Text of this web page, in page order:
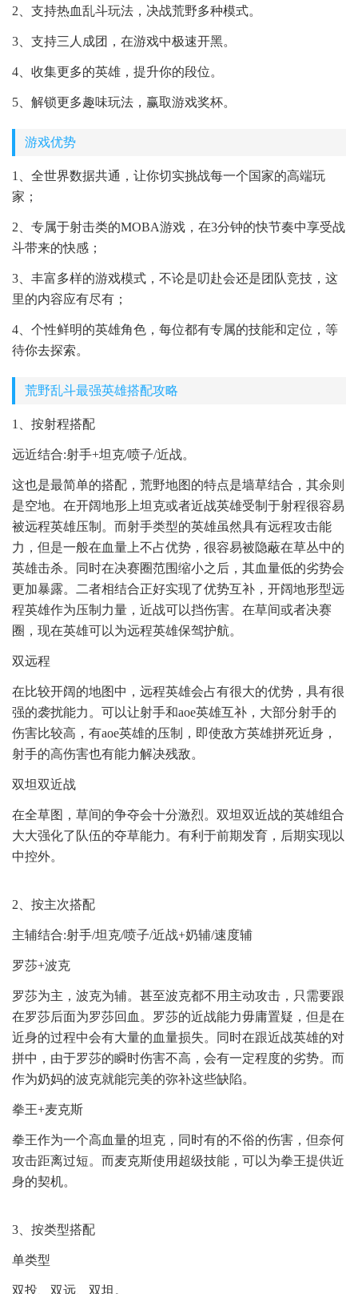
2、支持热血乱斗玩法，决战荒野多种模式。
3、支持三人成团，在游戏中极速开黑。
4、收集更多的英雄，提升你的段位。
5、解锁更多趣味玩法，赢取游戏奖杯。
游戏优势
1、全世界数据共通，让你切实挑战每一个国家的高端玩
家；
2、专属于射击类的MOBA游戏，在3分钟的快节奏中享受战
斗带来的快感；
3、丰富多样的游戏模式，不论是叨赴会还是团队竞技，这
里的内容应有尽有；
4、个性鲜明的英雄角色，每位都有专属的技能和定位，等
待你去探索。
荒野乱斗最强英雄搭配攻略
1、按射程搭配
远近结合:射手+坦克/喷子/近战。
这也是最简单的搭配，荒野地图的特点是墙草结合，其余则
是空地。在开阔地形上坦克或者近战英雄受制于射程很容易
被远程英雄压制。而射手类型的英雄虽然具有远程攻击能
力，但是一般在血量上不占优势，很容易被隐蔽在草丛中的
英雄击杀。同时在决赛圈范围缩小之后，其血量低的劣势会
更加暴露。二者相结合正好实现了优势互补，开阔地形型远
程英雄作为压制力量，近战可以挡伤害。在草间或者决赛
圈，现在英雄可以为远程英雄保驾护航。
双远程
在比较开阔的地图中，远程英雄会占有很大的优势，具有很
强的袭扰能力。可以让射手和aoe英雄互补，大部分射手的
伤害比较高，有aoe英雄的压制，即使敌方英雄拼死近身，
射手的高伤害也有能力解决残敌。
双坦双近战
在全草图，草间的争夺会十分激烈。双坦双近战的英雄组合
大大强化了队伍的夺草能力。有利于前期发育，后期实现以
中控外。
2、按主次搭配
主辅结合:射手/坦克/喷子/近战+奶辅/速度辅
罗莎+波克
罗莎为主，波克为辅。甚至波克都不用主动攻击，只需要跟
在罗莎后面为罗莎回血。罗莎的近战能力毋庸置疑，但是在
近身的过程中会有大量的血量损失。同时在跟近战英雄的对
拼中，由于罗莎的瞬时伤害不高，会有一定程度的劣势。而
作为奶妈的波克就能完美的弥补这些缺陷。
拳王+麦克斯
拳王作为一个高血量的坦克，同时有的不俗的伤害，但奈何
攻击距离过短。而麦克斯使用超级技能，可以为拳王提供近
身的契机。
3、按类型搭配
单类型
双投、双远、双坦。